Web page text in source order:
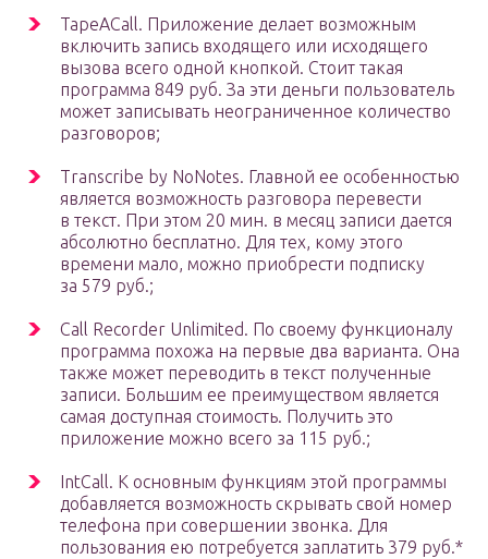
TapeACall. Приложение делает возможным
включить запись входящего или исходящего
вызова всего одной кнопкой. Стоит такая
программа 849 руб. За эти деньги пользователь
может записывать неограниченное количество
разговоров;
Transcribe by NoNotes. Главной ее особенностью
является возможность разговора перевести
в текст. При этом 20 мин. в месяц записи дается
абсолютно бесплатно. Для тех, кому этого
времени мало, можно приобрести подписку
за 579 руб.;
Call Recorder Unlimited. По своему функционалу
программа похожа на первые два варианта. Она
также может переводить в текст полученные
записи. Большим ее преимуществом является
самая доступная стоимость. Получить это
приложение можно всего за 115 руб.;
IntCall. К основным функциям этой программы
добавляется возможность скрывать свой номер
телефона при совершении звонка. Для
пользования ею потребуется заплатить 379 руб.*